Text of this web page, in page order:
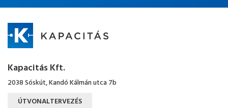
Kapacitás Kft.
2038 Sóskút, Kandó Kálmán utca 7b
ÚTVONALTERVEZÉS